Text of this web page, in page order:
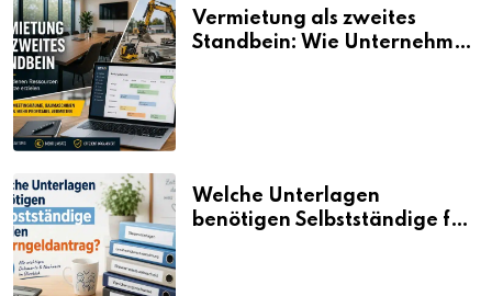
Vermietung als zweites
Standbein: Wie Unternehmen
Welche Unterlagen
benötigen Selbstständige für